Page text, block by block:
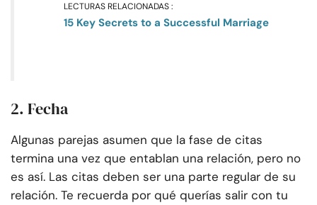
LECTURAS RELACIONADAS :
15 Key Secrets to a Successful Marriage
2. Fecha
Algunas parejas asumen que la fase de citas
termina una vez que entablan una relación, pero no
es así. Las citas deben ser una parte regular de su
relación. Te recuerda por qué querías salir con tu